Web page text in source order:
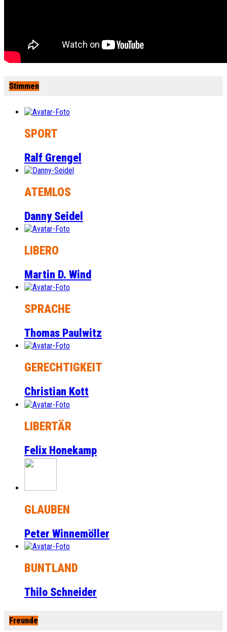
Stimmen
SPORT
Ralf Grengel
ATEMLOS
Danny Seidel
LIBERO
Martin D. Wind
SPRACHE
Thomas Paulwitz
GERECHTIGKEIT
Christian Kott
LIBERTÄR
Felix Honekamp
GLAUBEN
Peter Winnemöller
BUNTLAND
Thilo Schneider
Freunde